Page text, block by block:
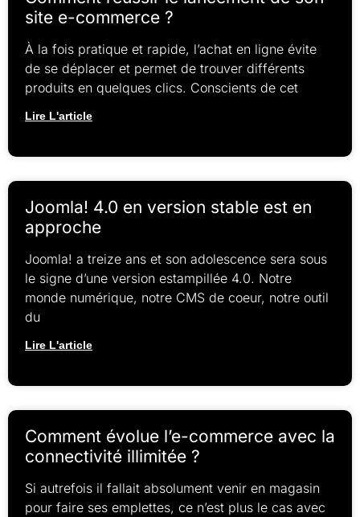
site e-commerce ?
À la fois pratique et rapide, l’achat en ligne évite
de se déplacer et permet de trouver différents
produits en quelques clics. Conscients de cet
Lire L'article
Joomla! 4.0 en version stable est en
approche
Joomla! a treize ans et son adolescence sera sous
le signe d’une version estampillée 4.0. Notre
monde numérique, notre CMS de coeur, notre outil
du
Lire L'article
Comment évolue l’e-commerce avec la
connectivité illimitée ?
Si autrefois il fallait absolument venir en magasin
pour faire ses emplettes, ce n’est plus le cas avec